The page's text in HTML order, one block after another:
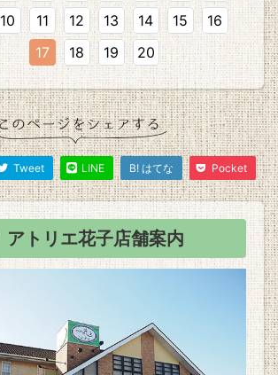
10 11 12 13 14 15
16
17
18 19 20
Tweet LINE B! はてな Pocket
アトリエ花子店舗案内